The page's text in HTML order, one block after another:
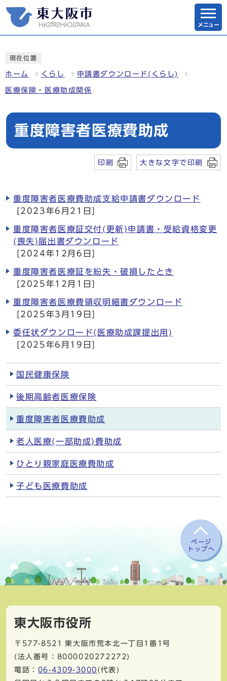
メニュー
現在位置
ホーム くらし 申請書ダウンロード(くらし)
医療保険・医療助成関係
重度障害者医療費助成
印刷 大きな文字で印刷
重度障害者医療費助成支給申請書ダウンロード
[2023年6月21日]
重度障害者医療証交付(更新)申請書・受給資格変更
(喪失)届出書ダウンロード
[2024年12月6日]
重度障害者医療証を紛失・破損したとき
[2025年12月1日]
重度障害者医療費領収明細書ダウンロード
[2025年3月19日]
委任状ダウンロード(医療助成課提出用)
[2025年6月19日]
国民健康保険
後期高齢者医療保険
重度障害者医療費助成
老人医療(一部助成)費助成
ひとり親家庭医療費助成
子ども医療費助成
ページ
トップへ
東大阪市役所
〒577-8521
東大阪市荒本北一丁目1番1号
(法人番号：8000020272272)
電話： 06-4309-3000 (代表)